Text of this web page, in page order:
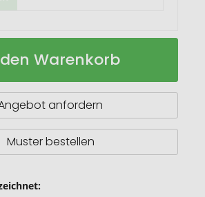
Warenkorb
anfordern
Muster bestellen